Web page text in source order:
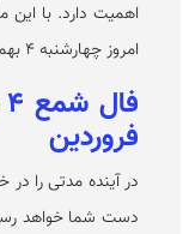
اهمیت دارد. با
امروز چهارشنبه ۴ بهمن برای متولدین ماه‌های مختلف است.
فروردین
در آینده مدتی را
دست شما خواهد